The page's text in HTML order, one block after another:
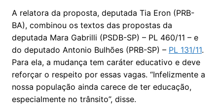
A relatora da proposta, deputada Tia Eron (PRB-
BA), combinou os textos das propostas da
deputada Mara Gabrilli (PSDB-SP) – PL 460/11 – e
do deputado Antonio Bulhões (PRB-SP) – PL 131/11.
Para ela, a mudança tem caráter educativo e deve
reforçar o respeito por essas vagas. “Infelizmente a
nossa população ainda carece de ter educação,
especialmente no trânsito”, disse.